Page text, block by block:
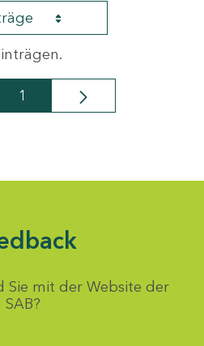
Seite
1
Sie mit der Website der
SAB?